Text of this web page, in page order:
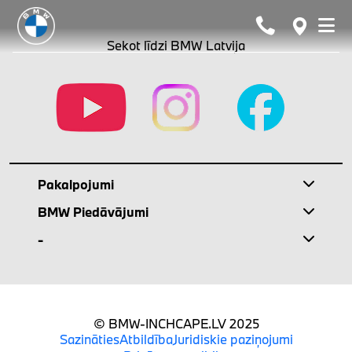
Sekot līdzi BMW Latvija
Pakalpojumi
BMW Piedāvājumi
-
© BMW-INCHCAPE.LV 2025
SazinātiesAtbildībaJuridiskie paziņojumi